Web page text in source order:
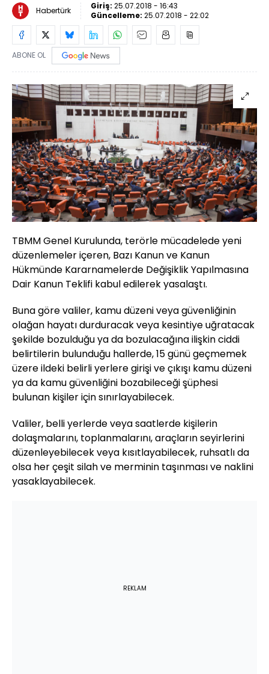
Habertürk Giriş: 25.07.2018 - 16:43
Güncelleme: 25.07.2018 - 22:02
ABONE OL
TBMM Genel Kurulunda, terörle mücadelede yeni
düzenlemeler içeren, Bazı Kanun ve Kanun
Hükmünde Kararnamelerde Değişiklik Yapılmasına
Dair Kanun Teklifi kabul edilerek yasalaştı.
Buna göre valiler, kamu düzeni veya güvenliğinin
olağan hayatı durduracak veya kesintiye uğratacak
şekilde bozulduğu ya da bozulacağına ilişkin ciddi
belirtilerin bulunduğu hallerde, 15 günü geçmemek
üzere ildeki belirli yerlere girişi ve çıkışı kamu düzeni
ya da kamu güvenliğini bozabileceği şüphesi
bulunan kişiler için sınırlayabilecek.
Valiler, belli yerlerde veya saatlerde kişilerin
dolaşmalarını, toplanmalarını, araçların seyirlerini
düzenleyebilecek veya kısıtlayabilecek, ruhsatlı da
olsa her çeşit silah ve merminin taşınması ve naklini
yasaklayabilecek.
REKLAM